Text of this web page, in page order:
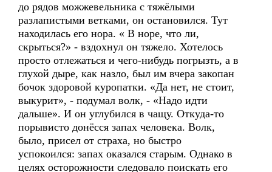
до рядов можжевельника с тяжёлыми
разлапистыми ветками, он остановился. Тут
находилась его нора. « В норе, что ли,
скрыться?» - вздохнул он тяжело. Хотелось
просто отлежаться и чего-нибудь погрызть, а в
глухой дыре, как назло, был им вчера закопан
бочок здоровой куропатки. «Да нет, не стоит,
выкурит», - подумал волк, - «Надо идти
дальше». И он углубился в чащу. Откуда-то
порывисто донёсся запах человека. Волк,
было, присел от страха, но быстро
успокоился: запах оказался старым. Однако в
целях осторожности следовало поискать его